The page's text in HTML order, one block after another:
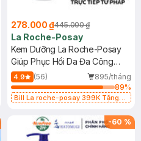
278.000 ₫445.000 ₫
La Roche-Posay
Kem Dưỡng La Roche-Posay
Giúp Phục Hồi Da Đa Công
Dụng 40ml
4.9 (56)
895/tháng
89%
Bill La roche-posay 399K Tặng
(SL có hạn)
-60 %